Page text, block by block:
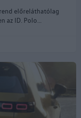
előreláthatólag
az ID. Polo...